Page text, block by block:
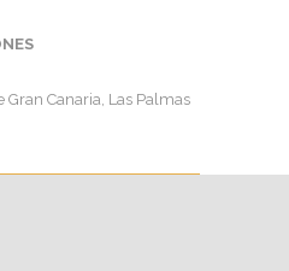
Gran Canaria, Las Palmas